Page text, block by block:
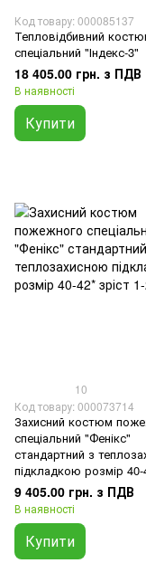
Код товару: 000085137
Тепловідбивний
спеціальний "Індекс-3"
18 405.00 грн. з ПДВ
В наявності
Купити
10
Код товару: 000073714
Захисний костюм
спеціальний "Фенікс"
стандартний з
підкладкою розмір 40-
зріст 1-2
9 405.00 грн. з ПДВ
В наявності
Купити